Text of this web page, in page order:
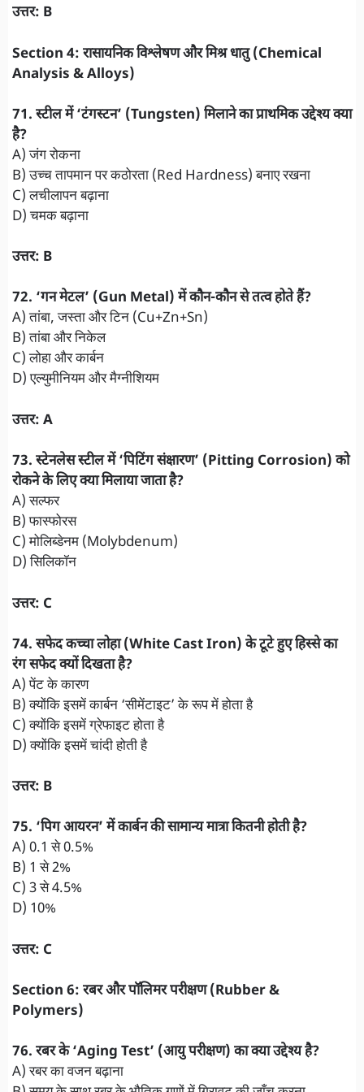
उत्तर: B
Section 4: रासायनिक विश्लेषण और मिश्र धातु (Chemical
Analysis & Alloys)
71. स्टील में ‘टंगस्टन’ (Tungsten) मिलाने का प्राथमिक उद्देश्य क्या
है?
A) जंग रोकना
B) उच्च तापमान पर कठोरता (Red Hardness) बनाए रखना
C) लचीलापन बढ़ाना
D) चमक बढ़ाना
उत्तर: B
72. ‘गन मेटल’ (Gun Metal) में कौन-कौन से तत्व होते हैं?
A) तांबा, जस्ता और टिन (Cu+Zn+Sn)
B) तांबा और निकेल
C) लोहा और कार्बन
D) एल्युमीनियम और मैग्नीशियम
उत्तर: A
​73. स्टेनलेस स्टील में ‘पिटिंग संक्षारण’ (Pitting Corrosion) को
रोकने के लिए क्या मिलाया जाता है?
A) सल्फर
B) फास्फोरस
C) मोलिब्डेनम (Molybdenum)
D) सिलिकॉन
उत्तर: C
74. सफेद कच्चा लोहा (White Cast Iron) के टूटे हुए हिस्से का
रंग सफेद क्यों दिखता है?
A) पेंट के कारण
B) क्योंकि इसमें कार्बन ‘सीमेंटाइट’ के रूप में होता है
C) क्योंकि इसमें ग्रेफाइट होता है
D) क्योंकि इसमें चांदी होती है
उत्तर: B
75. ‘पिग आयरन’ में कार्बन की सामान्य मात्रा कितनी होती है?
A) 0.1 से 0.5%
B) 1 से 2%
C) 3 से 4.5%
D) 10%
उत्तर: C
Section 6: रबर और पॉलिमर परीक्षण (Rubber &
Polymers)
76. रबर के ‘Aging Test’ (आयु परीक्षण) का क्या उद्देश्य है?
A) रबर का वजन बढ़ाना